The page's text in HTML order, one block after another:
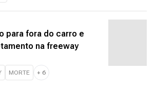
para fora do carro e
na freeway
MORTE + 6